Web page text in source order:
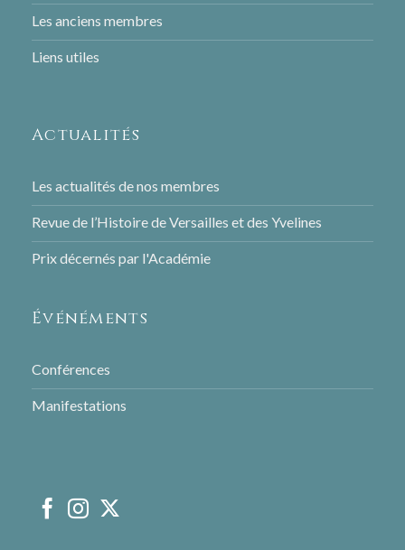
Les anciens membres
Liens utiles
Actualités
Les actualités de nos membres
Revue de l’Histoire de Versailles et des Yvelines
Prix décernés par l'Académie
Événéments
Conférences
Manifestations